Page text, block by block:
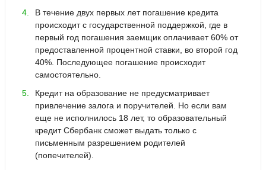
В течение двух первых лет погашение кредита
происходит с государственной поддержкой, где в
первый год погашения заемщик оплачивает 60% от
предоставленной процентной ставки, во второй год
40%. Последующее погашение происходит
самостоятельно.
Кредит на образование не предусматривает
привлечение залога и поручителей. Но если вам
еще не исполнилось 18 лет, то образовательный
кредит Сбербанк сможет выдать только с
письменным разрешением родителей
(попечителей).